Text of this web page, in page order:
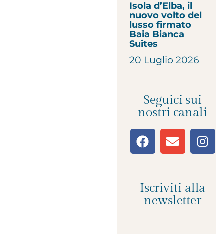
Isola d’Elba, il
nuovo volto del
lusso firmato
Baia Bianca
Suites
20 Luglio 2026
Seguici sui
nostri canali
Iscriviti alla
newsletter